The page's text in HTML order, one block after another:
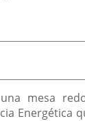
mesa
Energética